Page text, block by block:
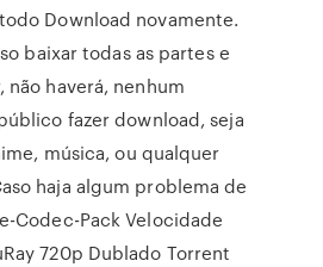
Download novamente.
baixar todas as partes e
não haverá, nenhum
fazer download, seja
música, ou qualquer
haja algum problema de
Codec-Pack Velocidade
720p Dublado Torrent